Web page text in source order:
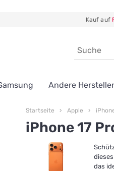
Kauf auf
Andere Hersteller
Startseite Apple
iPhone 17
das